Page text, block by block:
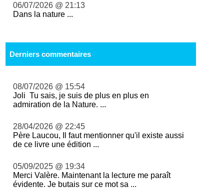
06/07/2026 @ 21:13
Dans la nature ...
Derniers commentaires
08/07/2026 @ 15:54
Joli Tu sais, je suis de plus en plus en
admiration de la Nature. ...
28/04/2026 @ 22:45
Père Laucou, Il faut mentionner qu'il existe aussi
de ce livre une édition ...
05/09/2025 @ 19:34
Merci Valère. Maintenant la lecture me paraît
évidente. Je butais sur ce mot sa ...